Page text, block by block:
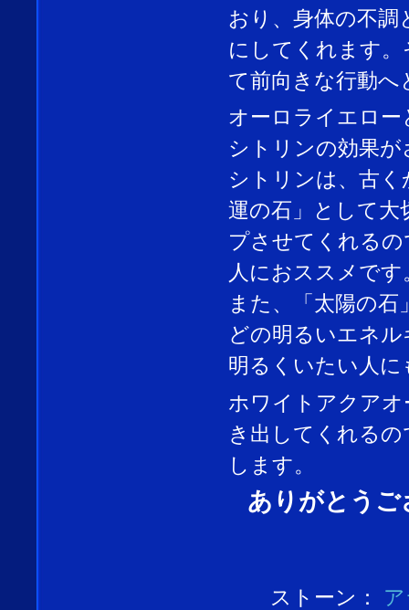
おり、身体の不
にしてくれます
て前向きな行動
オーロライエロ
シトリンの効果
シトリンは、古
運の石」として大
プさせてくれる
人におススメです
また、「太陽の
どの明るいエネ
明るくいたい人
ホワイトアクア
き出してくれる
します。
ありがとうご
ストーン：